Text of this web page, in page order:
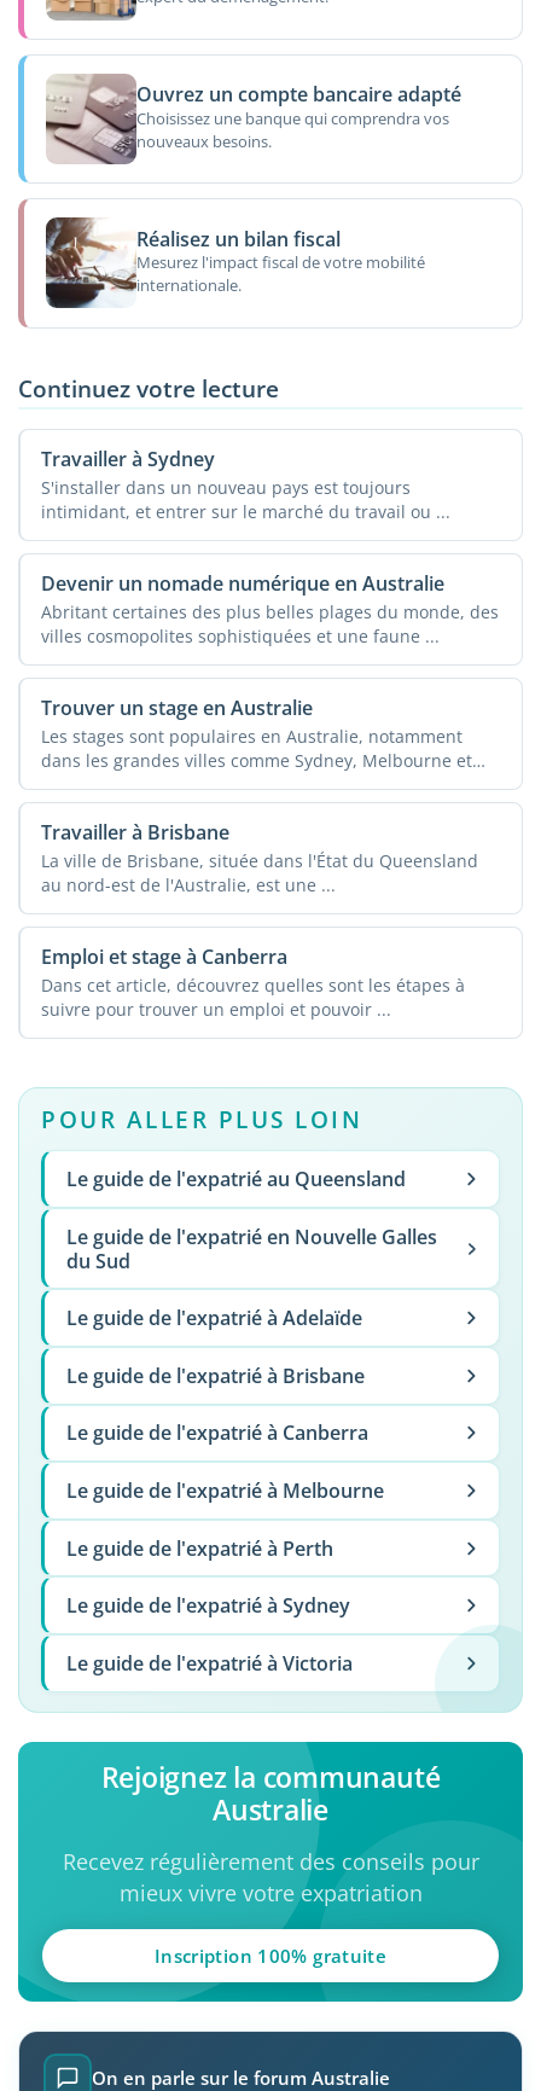
Ouvrez un compte bancaire adapté
Choisissez une banque qui comprendra vos
nouveaux besoins.
Réalisez un bilan fiscal
Mesurez l'impact fiscal de votre mobilité
internationale.
Continuez votre lecture
Travailler à Sydney
S'installer dans un nouveau pays est toujours
intimidant, et entrer sur le marché du travail ou ...
Devenir un nomade numérique en Australie
Abritant certaines des plus belles plages du monde, des
villes cosmopolites sophistiquées et une faune ...
Trouver un stage en Australie
Les stages sont populaires en Australie, notamment
dans les grandes villes comme Sydney, Melbourne et
Brisbane. ...
Travailler à Brisbane
La ville de Brisbane, située dans l'État du Queensland
au nord-est de l'Australie, est une ...
Emploi et stage à Canberra
Dans cet article, découvrez quelles sont les étapes à
suivre pour trouver un emploi et pouvoir ...
POUR ALLER PLUS LOIN
Le guide de l'expatrié au Queensland
Le guide de l'expatrié en Nouvelle Galles
du Sud
Le guide de l'expatrié à Adelaïde
Le guide de l'expatrié à Brisbane
Le guide de l'expatrié à Canberra
Le guide de l'expatrié à Melbourne
Le guide de l'expatrié à Perth
Le guide de l'expatrié à Sydney
Le guide de l'expatrié à Victoria
Rejoignez la communauté
Australie
Recevez régulièrement des conseils pour
mieux vivre votre expatriation
Inscription 100% gratuite
On en parle sur le forum Australie